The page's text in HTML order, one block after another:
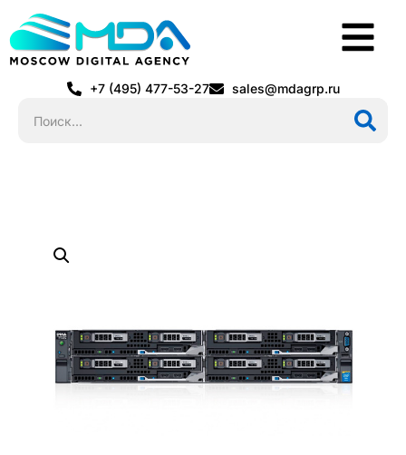
+7 (495) 477-53-27 sales@mdagrp.ru